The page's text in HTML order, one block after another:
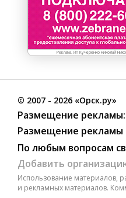
Реклама. ИП Кучеренко Николай
© 2007 - 2026 «Орск.ру»
Размещение рекламы:
Размещение рекламы
По любым вопросам
Добавить
Использование материалов,
и рекламных материалов.